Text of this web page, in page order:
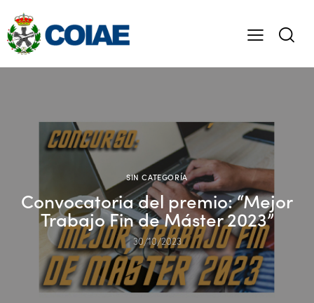
SIN CATEGORÍA
Convocatoria del premio: “Mejor
Trabajo Fin de Máster 2023”
30/10/2023